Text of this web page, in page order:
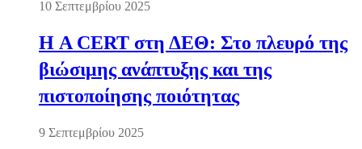
10 Σεπτεμβρίου 2025
Η A CERT στη ΔΕΘ: Στο πλευρό της
βιώσιμης ανάπτυξης και της
πιστοποίησης ποιότητας
9 Σεπτεμβρίου 2025